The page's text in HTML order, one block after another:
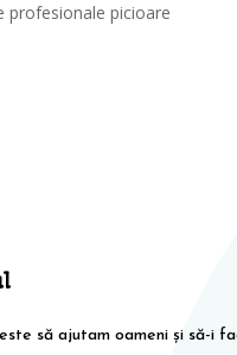
profesionale picioare
să ajutam oameni și să-i